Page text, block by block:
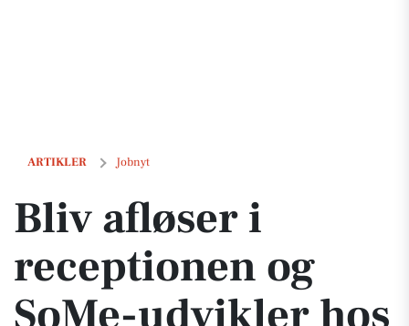
ARTIKLER Jobnyt
Bliv afløser i receptionen og SoMe-udvikler hos Strandhotellet
Bliv afløser i
receptionen og